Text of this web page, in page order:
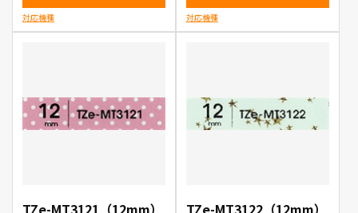
対応機種 対応機種
TZe-MT3121（12mm）
TZe-MT3122（12mm）